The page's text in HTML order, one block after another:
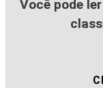
Você pode